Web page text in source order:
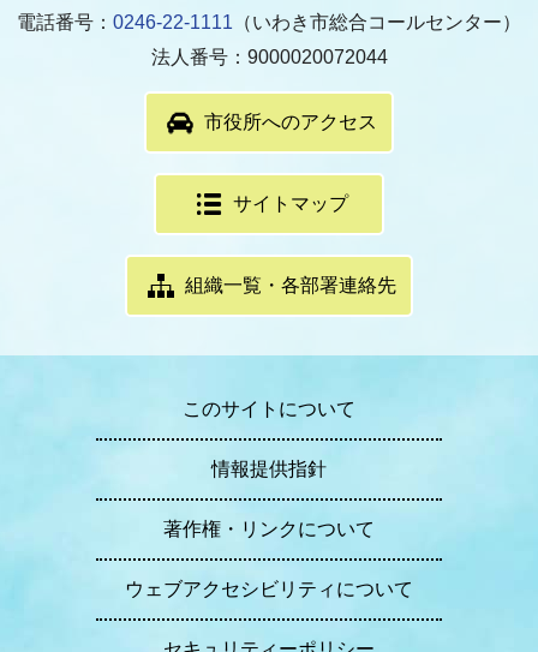
電話番号： 0246-22-1111 （いわき市総合コールセンター）
法人番号：9000020072044
市役所へのアクセス
サイトマップ
組織一覧・各部署連絡先
このサイトについて
情報提供指針
著作権・リンクについて
ウェブアクセシビリティについて